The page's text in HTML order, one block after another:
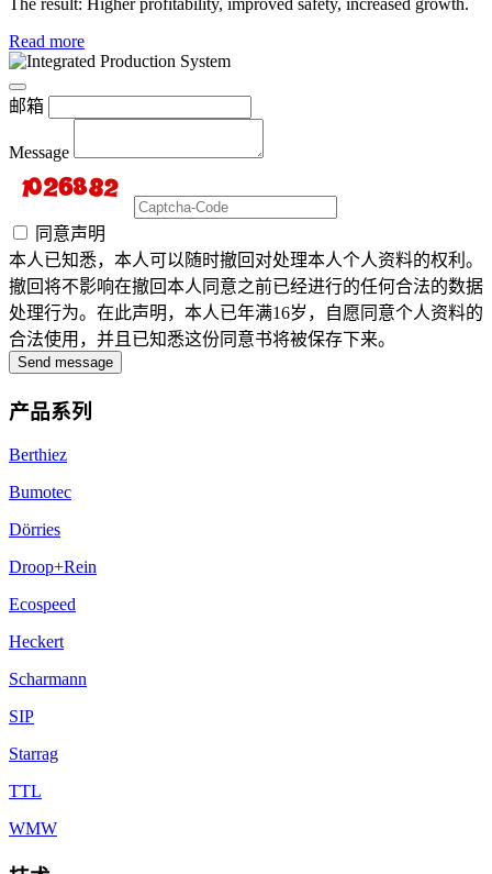
The result: Higher profitability, improved safety, increased growth.
Read more
邮箱
Message
同意声明
本人已知悉，本人可以随时撤回对处理本人个人资料的权利。
撤回将不影响在撤回本人同意之前已经进行的任何合法的数据
处理行为。在此声明，本人已年满16岁，自愿同意个人资料的
合法使用，并且已知悉这份同意书将被保存下来。
Send message
产品系列
Berthiez
Bumotec
Dörries
Droop+Rein
Ecospeed
Heckert
Scharmann
SIP
Starrag
TTL
WMW